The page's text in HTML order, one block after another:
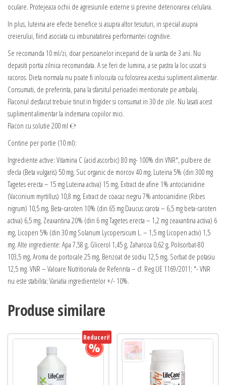
oculare. Protejeaza ochii de agresiunile externe si previne deteriorarea celulara.
In plus, luteina are efecte benefice si asupra altor tesuturi, in special asupra
creierului, fiind asociata cu imbunatatirea performantei cognitive.
Se recomanda 10 ml/zi, doar persoanelor incepand de la varsta de 3 ani. Nu
depasiti portia zilnica recomandata. A se feri de lumina, a se pastra la loc uscat si
racoros. Dieta normala nu poate fi inlocuita cu folosirea acestui supliment alimentar.
Consumati, de preferinta, pana la sfarsitul perioadei mentionate pe ambalaj.
Flaconul desfacut trebuie tinut in frigider si consumat in 30 de zile. Nu lasati acest
supliment alimentar la indemana copiilor mici.
Flacon cu solutie 200 ml ℮
Contine per portie (10 ml):
Ingrediente active: Vitamina C (acid ascorbic) 80 mg- 100% din VNR*, pulbere de
sfecla (Beta vulgaris) 50 mg, Suc organic de morcov 40 mg, Luteina 5% (din 300 mg
Tagetes erecta – 15 mg Luteina activa) 15 mg, Extract de afine 1% antocianidine
(Vaccinium myrtillus) 10,8 mg, Extract de coacaz negru 7% antocianidine (Ribes
nigrum) 10,5 mg, Beta-caroten 10% (din 65 mg Daucus carota – 6,5 mg beta-caroten
activa) 6,5 mg, Zeaxantina 20% (din 6 mg Tagetes erecta – 1,2 mg zeaxantina activa) 6
mg, Licopen 5% (din 30 mg Solanum Lycopersicum L. – 1,5 mg Licopen activ) 1,5
mg. Alte ingrediente: Apa 7,58 g, Glicerol 1,45 g, Zaharoza 0,62 g, Polisorbat-80
103,5 mg, Aroma de portocale 25 mg, Benzoat de sodiu 12,5 mg, Sorbat de potasiu
12,5 mg. VNR – Valoare Nutritionala de Referinta – cf. Reg.UE 1169/2011; *- VNR
nu este stabilita; Variatia ingredientelor +/- 10%.
Produse similare
Reduceri!